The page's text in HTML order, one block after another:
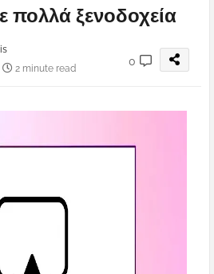
πολλά ξενοδοχεία
2 minute read
0